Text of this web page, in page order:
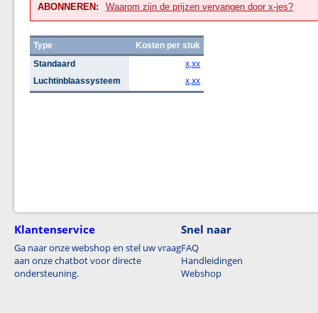
ABONNEREN: Waarom zijn de prijzen vervangen door x-jes?
Type
Kosten per stuk
Standaard
x,xx
Luchtinblaassysteem
x,xx
Klantenservice
Ga naar onze webshop en stel uw vraag
aan onze chatbot voor directe
ondersteuning.
Snel naar
FAQ
Handleidingen
Webshop